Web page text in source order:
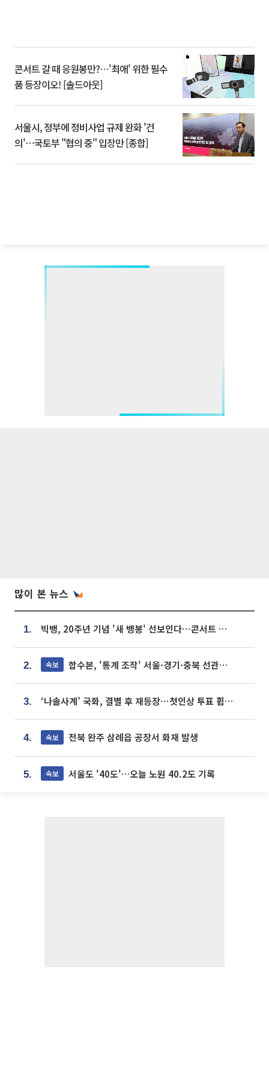
콘서트 갈 때 응원봉만?⋯'최애' 위한 필수
품 등장이오! [솔드아웃]
서울시, 정부에 정비사업 규제 완화 '건
의'⋯국토부 "협의 중" 입장만 [종합]
많이 본 뉴스
1. 빅뱅, 20주년 기념 '새 뱅봉' 선보인다⋯콘서트 앞두고 팝업 개최
2. 속보 합수본, '통계 조작' 서울·경기·충북 선관위 등 추가 압수수색
3. ‘나솔사계’ 국화, 결별 후 재등장⋯첫인상 투표 휩쓸고 ‘인기녀’ 등극
4. 속보 전북 완주 삼례읍 공장서 화재 발생
5. 속보 서울도 '40도'…오늘 노원 40.2도 기록